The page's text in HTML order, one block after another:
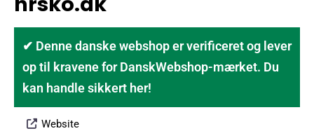
✔ Denne danske webshop er verificeret og lever
op til kravene for DanskWebshop-mærket. Du
kan handle sikkert her!
Website